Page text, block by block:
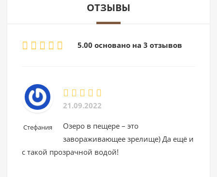
ОТЗЫВЫ
5.00 основано на 3 отзывов
Стефания
21.09.2022
Озеро в пещере – это
завораживающее зрелище) Да ещё и
с такой прозрачной водой!